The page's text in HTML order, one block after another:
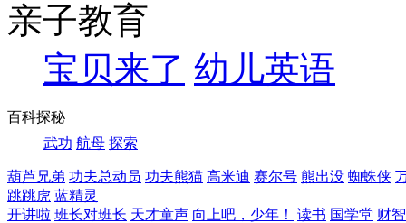
亲子教育
宝贝来了 幼儿英语
百科探秘
武功 航母 探索
葫芦兄弟 功夫总动员 功夫熊猫 高米迪 赛尔号 熊出没 蜘蛛侠
跳跳虎 蓝精灵
开讲啦 班长对班长 天才童声 向上吧，少年！ 读书 国学堂 财